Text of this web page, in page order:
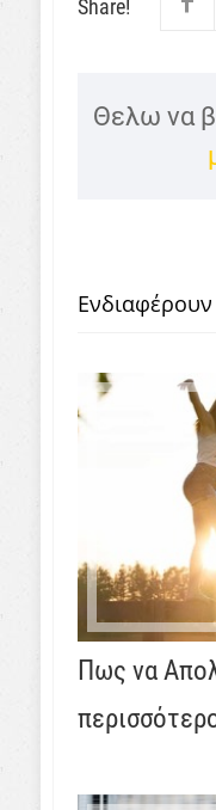
Share!
Θελω να
Πως να